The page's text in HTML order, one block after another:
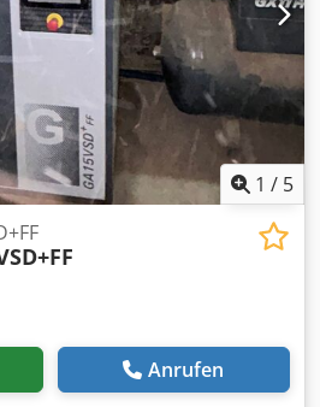
1 / 5
Anrufen